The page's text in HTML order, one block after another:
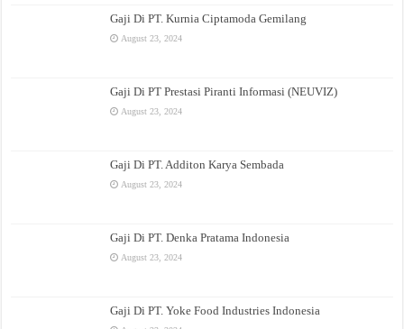
Gaji Di PT. Kurnia Ciptamoda Gemilang
August 23, 2024
Gaji Di PT Prestasi Piranti Informasi (NEUVIZ)
August 23, 2024
Gaji Di PT. Additon Karya Sembada
August 23, 2024
Gaji Di PT. Denka Pratama Indonesia
August 23, 2024
Gaji Di PT. Yoke Food Industries Indonesia